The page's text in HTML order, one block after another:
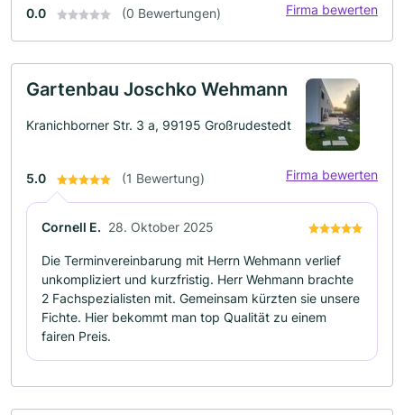
0.0 (0 Bewertungen) Firma bewerten
Gartenbau Joschko Wehmann
Kranichborner Str. 3 a, 99195 Großrudestedt
5.0 (1 Bewertung) Firma bewerten
Cornell E. 28. Oktober 2025
Die Terminvereinbarung mit Herrn Wehmann verlief
unkompliziert und kurzfristig. Herr Wehmann brachte
2 Fachspezialisten mit. Gemeinsam kürzten sie unsere
Fichte. Hier bekommt man top Qualität zu einem
fairen Preis.